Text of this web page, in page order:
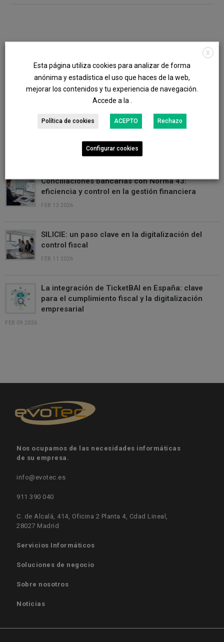
ÚLTIMAS NOTICIAS
Generación de los informes 347 y 349: control
Conciliaciones bancarias con Norma 43:
eficiencia y control en la gestión financiera
FEB 13 2026
SILICIE: un paso clave en la digitalización del
control fiscal
FEB 11 2026
La integración de TicketBAI en España: clave
para el cumplimiento fiscal y la digitalización
empresarial
FEB 09 2026
Nos ocupamos de las necesidades informáticas
de su empresa.
info@evotec.es
911 390 040
C. de Alcalá, 414, Oficina 2 Planta 4, Cdad Lineal,
28027 Madrid
Servicios Informáticos
Soluciones de negocio
Sobre nosotros
Noticias
X
Esta página utiliza cookies para analizar de forma
anónima y estadística el uso que haces de la web,
mejorar los contenidos y tu experiencia de navegación.
Accede a la .
Política de cookies ACEPTO Rechazo
Configurar cookies